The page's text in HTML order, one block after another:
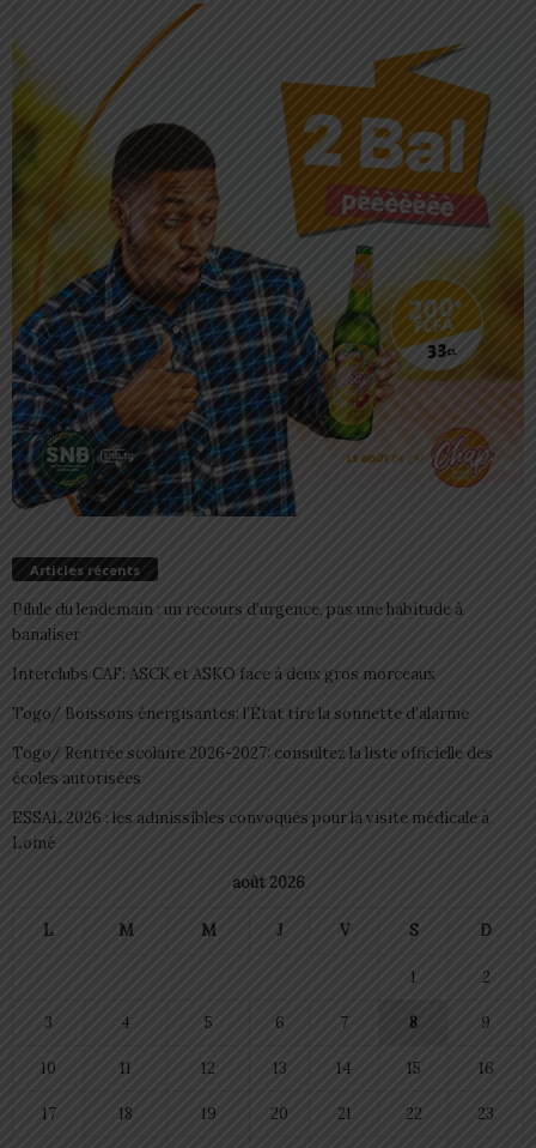
Articles récents
Pilule du lendemain : un recours d’urgence, pas une habitude à
banaliser
Interclubs CAF: ASCK et ASKO face à deux gros morceaux
Togo/ Boissons énergisantes: l’État tire la sonnette d’alarme
Togo/ Rentrée scolaire 2026-2027: consultez la liste officielle des
écoles autorisées
ESSAL 2026 : les admissibles convoqués pour la visite médicale à
Lomé
août 2026
L M M J V S D
1 2
3 4 5 6 7 8 9
10 11 12 13 14 15 16
17 18 19 20 21 22 23